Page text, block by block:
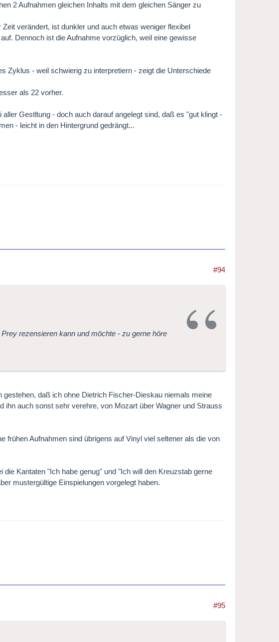
2 Aufnahmen gleichen Inhalts mit dem gleichen Sänger zu
verändert, ist dunkler und auch etwas weniger flexibel
Dennoch ist die Aufnahme vorzüglich, weil eine gewisse
Zyklus - weil schwierig zu interpretiern - zeigt die Unterschiede
als 22 vorher.
Gestltung - doch auch darauf angelegt sind, daß es "gut klingt -
- leicht in den Hintergrund gedrängt...
#94
rezensieren kann und möchte - zu gerne höre
daß ich ohne Dietrich Fischer-Dieskau niemals meine
auch sonst sehr verehre, von Mozart über Wagner und Strauss
frühen Aufnahmen sind übrigens auf Vinyl viel seltener als die von
Kantaten "Ich habe genug" und "Ich will den Kreuzstab gerne
mustergültige Einspielungen vorgelegt haben.
#95